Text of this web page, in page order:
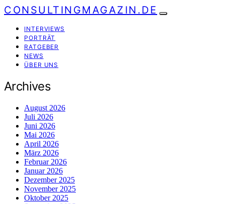
CONSULTINGMAGAZIN.DE
INTERVIEWS
PORTRÄT
RATGEBER
NEWS
ÜBER UNS
Archives
August 2026
Juli 2026
Juni 2026
Mai 2026
April 2026
März 2026
Februar 2026
Januar 2026
Dezember 2025
November 2025
Oktober 2025